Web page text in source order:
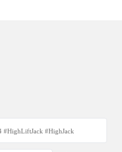
#HighJack